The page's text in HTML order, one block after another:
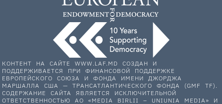
КОНТЕНТ НА САЙТЕ WWW.LAF.MD СОЗДАН И
ПОДДЕРЖИВАЕТСЯ ПРИ ФИНАНСОВОЙ ПОДДЕРЖКЕ
ЕВРОПЕЙСКОГО СОЮЗА И ФОНДА ИМЕНИ ДЖОРДЖА
МАРШАЛЛА США — ТРАНСАТЛАНТИЧЕСКОГО ФОНДА (GMF TF).
СОДЕРЖАНИЕ САЙТА ЯВЛЯЕТСЯ ИСКЛЮЧИТЕЛЬНОЙ
ОТВЕТСТВЕННОСТЬЮ АО «MEDIA BIRLII – UNIUNIA MEDIA» И